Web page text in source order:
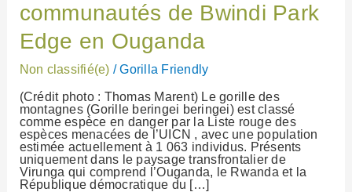
communautés de Bwindi Park
Edge en Ouganda
Non classifié(e) /Gorilla Friendly
(Crédit photo : Thomas Marent) Le gorille des
montagnes (Gorille beringei beringei) est classé
comme espèce en danger par la Liste rouge des
espèces menacées de l’UICN , avec une population
estimée actuellement à 1 063 individus. Présents
uniquement dans le paysage transfrontalier de
Virunga qui comprend l’Ouganda, le Rwanda et la
République démocratique du […]
Friendly
étendu
aux
communautés
Bwindi
Edge
en
Ouganda